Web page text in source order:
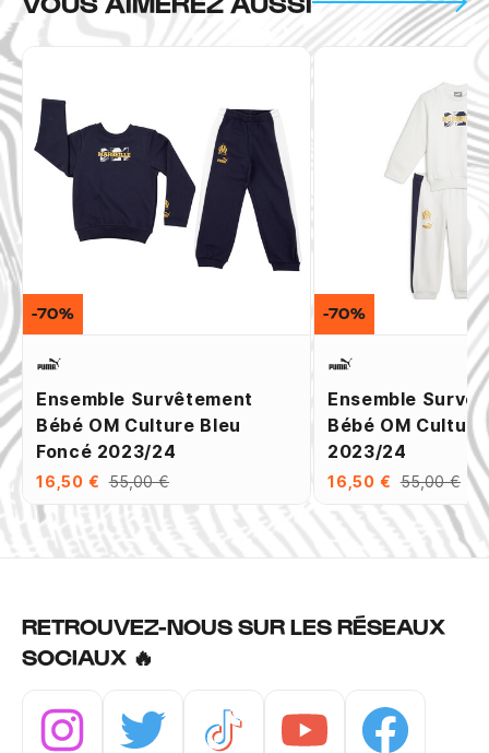
Ensemble Survêtement
Bébé OM Culture Bleu
Foncé 2023/24
16,50 € 55,00 €
-70%
Ensemble
Bébé OM
2023/24
16,50 € 55,00 €
-70%
RETROUVEZ-NOUS SUR LES RÉSEAUX
SOCIAUX 🔥